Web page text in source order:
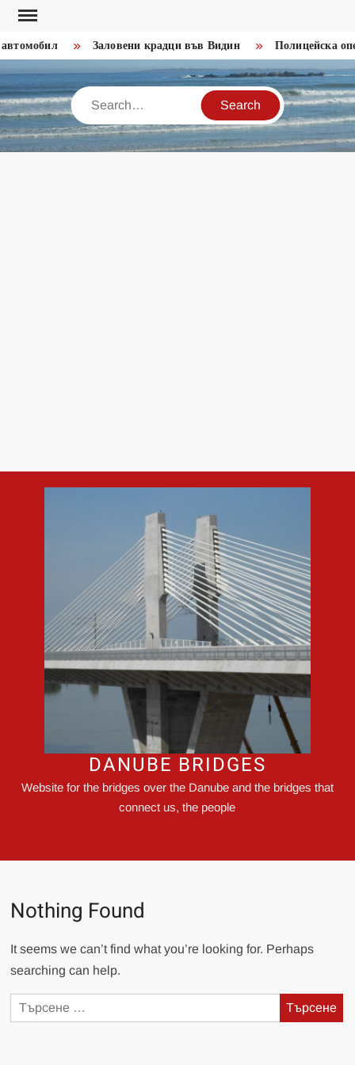
Skip
content
Заловени крадци във Видин Полицейска
Search
DANUBE BRIDGES
Website for the bridges over the Danube and the bridges that
connect us, the people
Nothing Found
It seems we can’t find what you’re looking for. Perhaps
searching can help.
Търсене
за: